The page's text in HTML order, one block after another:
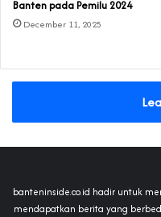
Banten pada Pemilu 2024
December 11, 2025
banteninside.co.id hadir untuk
mendapatkan berita yang